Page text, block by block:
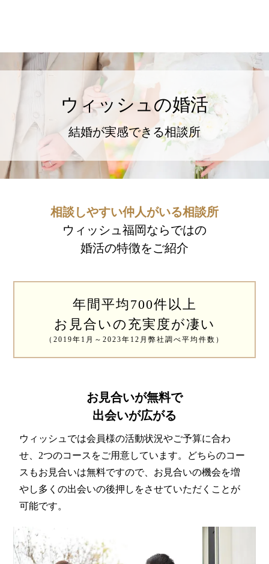
親御様から始める婚活 プラチナ倶楽部
プライバシーポリシー
ウィッシュの婚活
結婚が実感できる相談所
相談しやすい仲人がいる相談所
ウィッシュ福岡ならではの
婚活の特徴をご紹介
年間平均700件以上
お見合いの充実度が凄い
（2019年1月～2023年12月弊社調べ平均件数）
お見合いが無料で
出会いが広がる
ウィッシュでは会員様の活動状況やご予算に合わ
せ、2つのコースをご用意しています。どちらのコー
スもお見合いは無料ですので、お見合いの機会を増
やし多くの出会いの後押しをさせていただくことが
可能です。